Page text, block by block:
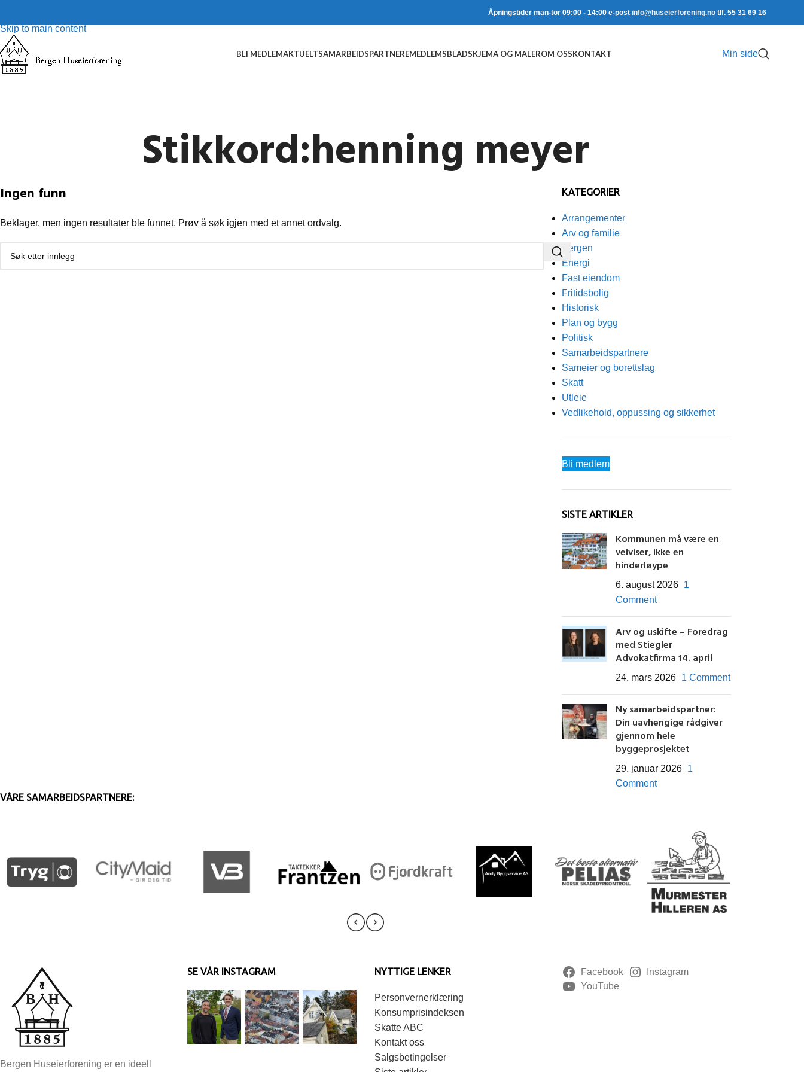
Skip to main content
Åpningstider man-tor 09:00 - 14:00 e-post info@huseierforening.notlf. 55 31 69 16
BLI MEDLEMAKTUELTSAMARBEIDSPARTNEREMEDLEMSBLADSKJEMA OG MALEROM OSSKONTAKT Min side
Stikkord:henning meyer
Ingen funn
Beklager, men ingen resultater ble funnet. Prøv å søk igjen med et annet ordvalg.
KATEGORIER
Arrangementer
Arv og familie
Bergen
Energi
Fast eiendom
Fritidsbolig
Historisk
Plan og bygg
Politisk
Samarbeidspartnere
Sameier og borettslag
Skatt
Utleie
Vedlikehold, oppussing og sikkerhet
Bli medlem
SISTE ARTIKLER
Kommunen må være en
veiviser, ikke en
hinderløype
6. august 2026 1
Comment
Arv og uskifte – Foredrag
med Stiegler
Advokatfirma 14. april
24. mars 2026 1 Comment
Ny samarbeidspartner:
Din uavhengige rådgiver
gjennom hele
byggeprosjektet
29. januar 2026 1
Comment
VÅRE SAMARBEIDSPARTNERE:
Bergen Huseierforening er en ideell
SE VÅR INSTAGRAM NYTTIGE LENKER
Personvernerklæring
Konsumprisindeksen
Skatte ABC
Kontakt oss
Salgsbetingelser
Facebook
Instagram
YouTube